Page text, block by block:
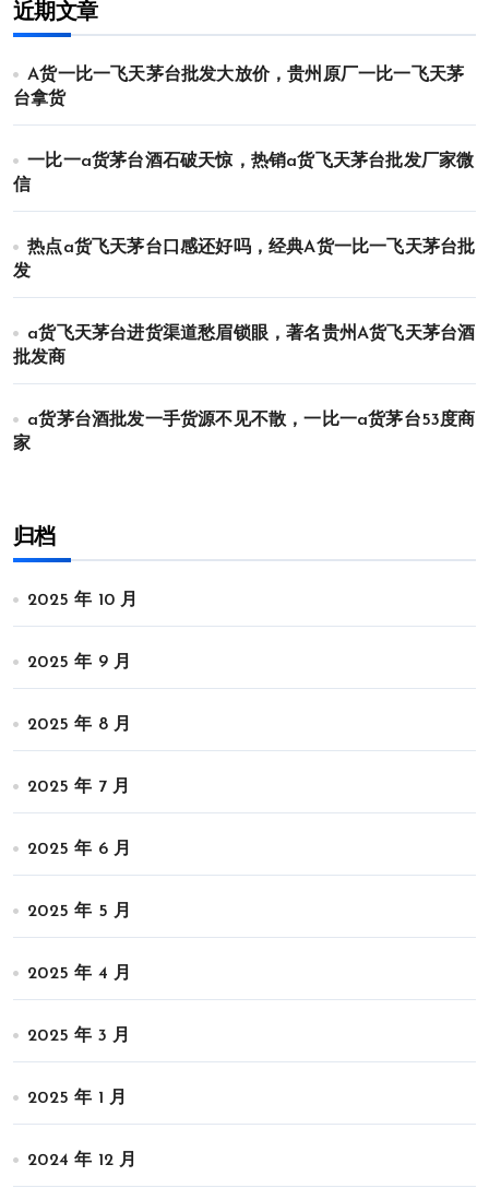
近期文章
A货一比一飞天茅台批发大放价，贵州原厂一比一飞天茅
台拿货
一比一a货茅台酒石破天惊，热销a货飞天茅台批发厂家微
信
热点a货飞天茅台口感还好吗，经典A货一比一飞天茅台批
发
a货飞天茅台进货渠道愁眉锁眼，著名贵州A货飞天茅台酒
批发商
a货茅台酒批发一手货源不见不散，一比一a货茅台53度商
家
归档
2025 年 10 月
2025 年 9 月
2025 年 8 月
2025 年 7 月
2025 年 6 月
2025 年 5 月
2025 年 4 月
2025 年 3 月
2025 年 1 月
2024 年 12 月